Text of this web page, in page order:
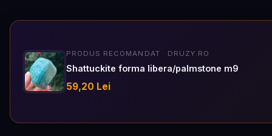
PRODUS RECOMANDAT · DRUZY.RO
Shattuckite forma libera/palmstone m9
59,20 Lei